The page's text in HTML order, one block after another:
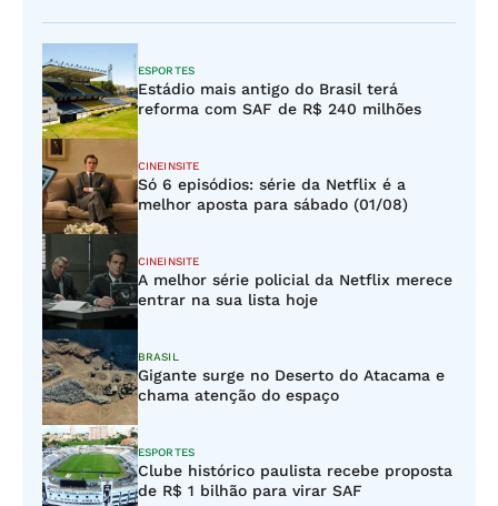
ESPORTES
Estádio mais antigo do Brasil terá
reforma com SAF de R$ 240 milhões
CINEINSITE
Só 6 episódios: série da Netflix é a
melhor aposta para sábado (01/08)
CINEINSITE
A melhor série policial da Netflix merece
entrar na sua lista hoje
BRASIL
Gigante surge no Deserto do Atacama e
chama atenção do espaço
ESPORTES
Clube histórico paulista recebe proposta
de R$ 1 bilhão para virar SAF